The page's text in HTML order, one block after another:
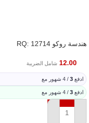
هندسة روكو RQ: 12714
12.00 شامل الضريبة
ادفع 3 / 4 شهور مع
ادفع 3 / 4 شهور مع
إضافة إلى السلة